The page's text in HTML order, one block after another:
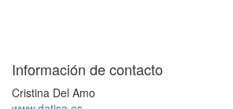
Información de contacto
Cristina Del Amo